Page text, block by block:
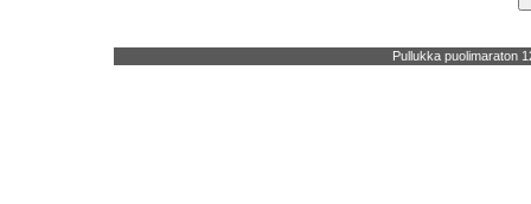
Pullukka puolimaraton